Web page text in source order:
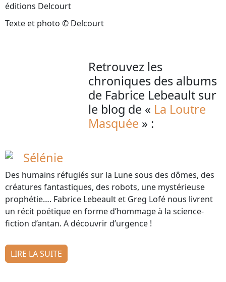
éditions Delcourt
Texte et photo © Delcourt
Retrouvez les
chroniques des albums
de Fabrice Lebeault sur
le blog de « La Loutre
Masquée » :
Sélénie
Des humains réfugiés sur la Lune sous des dômes, des
créatures fantastiques, des robots, une mystérieuse
prophétie…. Fabrice Lebeault et Greg Lofé nous livrent
un récit poétique en forme d’hommage à la science-
fiction d’antan. A découvrir d’urgence !
LIRE LA SUITE